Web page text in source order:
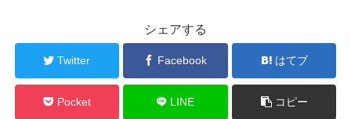
シェアする
Twitter Facebook はてブ
Pocket LINE コピー